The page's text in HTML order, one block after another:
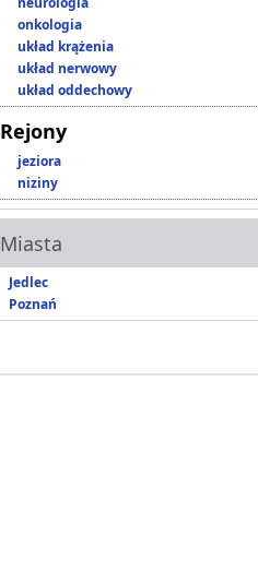
onkologia
układ krążenia
układ nerwowy
układ oddechowy
Rejony
jeziora
niziny
Miasta
Jedlec
Poznań